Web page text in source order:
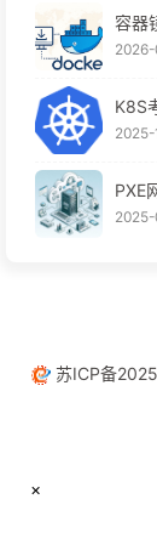
容器
K8S
PXE
苏ICP备
×